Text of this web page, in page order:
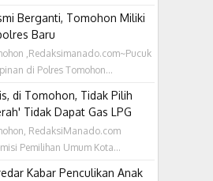
Berganti, Tomohon Miliki
Baru
,Redaksimanado.com~Pucuk
di Polres Tomohon...
di Tomohon, Tidak Pilih
Tidak Dapat Gas LPG
RedaksiManado.com
Pemilihan Umum Kota...
Kabar Penculikan Anak